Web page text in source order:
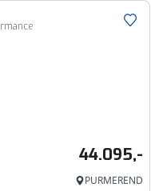
44.095,-
PURMEREND